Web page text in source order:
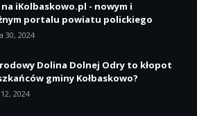
iKolbaskowo.pl - nowym i
portalu powiatu polickiego
30, 2024
Dolina Dolnej Odry to kłopot
gminy Kołbaskowo?
2024